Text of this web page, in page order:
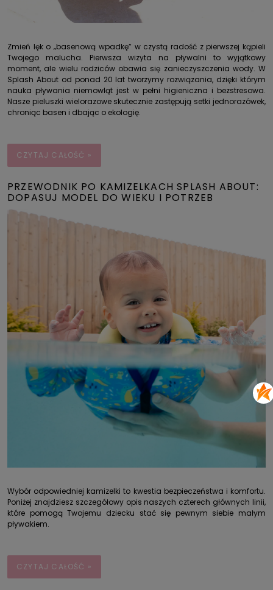
Zmień lęk o „basenową wpadkę” w czystą radość z pierwszej kąpieli
Twojego malucha. Pierwsza wizyta na pływalni to wyjątkowy
moment, ale wielu rodziców obawia się zanieczyszczenia wody. W
Splash About od ponad 20 lat tworzymy rozwiązania, dzięki którym
nauka pływania niemowląt jest w pełni higieniczna i bezstresowa.
Nasze pieluszki wielorazowe skutecznie zastępują setki jednorazówek,
chroniąc basen i dbając o ekologię.
CZYTAJ CAŁOŚĆ »
PRZEWODNIK PO KAMIZELKACH SPLASH ABOUT:
DOPASUJ MODEL DO WIEKU I POTRZEB
Wybór odpowiedniej kamizelki to kwestia bezpieczeństwa i komfortu.
Poniżej znajdziesz szczegółowy opis naszych czterech głównych linii,
które pomogą Twojemu dziecku stać się pewnym siebie małym
pływakiem.
CZYTAJ CAŁOŚĆ »